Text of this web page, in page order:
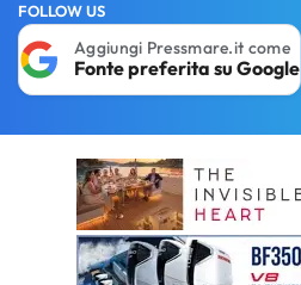
FOLLOW US
Aggiungi Pressmare.it come
Fonte preferita su Google